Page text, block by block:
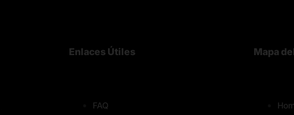
Enlaces Útiles
FAQ
Mapa